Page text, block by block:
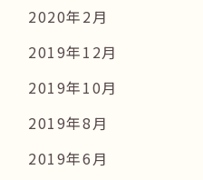
2020年2月
2019年12月
2019年10月
2019年8月
2019年6月